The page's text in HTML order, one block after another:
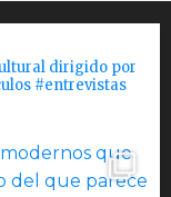
dirigido por
#entrevistas